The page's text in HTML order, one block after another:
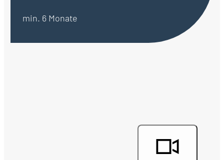
min. 6 Monate